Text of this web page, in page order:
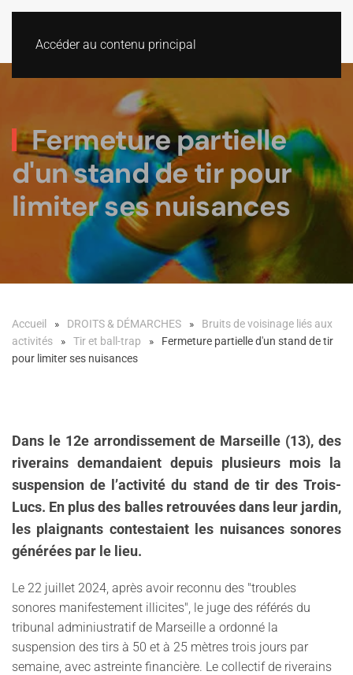
Accéder au contenu principal
Fermeture partielle
d'un stand de tir pour
limiter ses nuisances
Accueil DROITS & DÉMARCHES
Bruits de voisinage liés aux
activités
Tir et ball-trap
Fermeture partielle d'un stand de tir
pour limiter ses nuisances
Dans le 12e arrondissement de Marseille (13), des
riverains demandaient depuis plusieurs mois la
suspension de l’activité du stand de tir des Trois-
Lucs. En plus des balles retrouvées dans leur jardin,
les plaignants contestaient les nuisances sonores
générées par le lieu.
Le 22 juillet 2024, après avoir reconnu des "troubles
sonores manifestement illicites", le juge des référés du
tribunal adminiustratif de Marseille a ordonné la
suspension des tirs à 50 et à 25 mètres trois jours par
semaine, avec astreinte financière. Le collectif de riverains